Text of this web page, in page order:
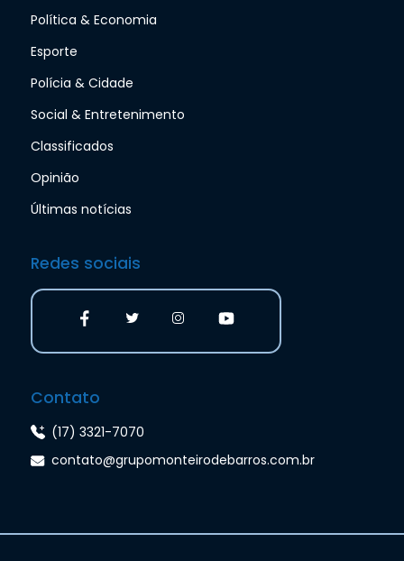
Política & Economia
Esporte
Polícia & Cidade
Social & Entretenimento
Classificados
Opinião
Últimas notícias
Redes sociais
Contato
(17) 3321-7070
contato@grupomonteirodebarros.com.br